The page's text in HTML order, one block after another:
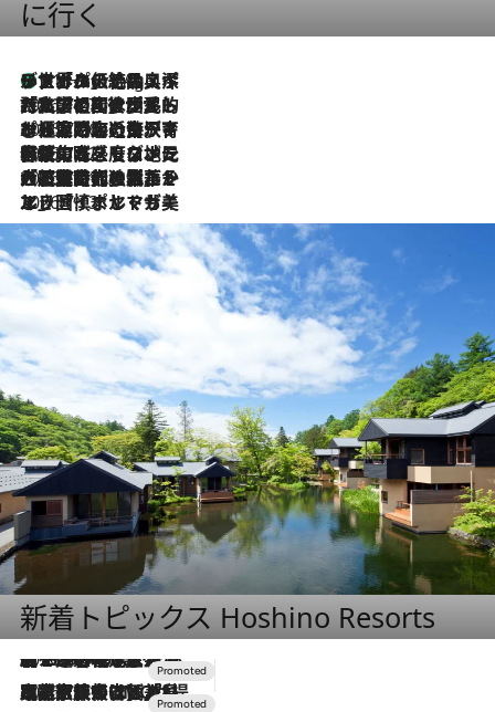
に行く
11 Hours Ago
リスボンの絶品スイーツ「パステル・デ・ナタ」とは？ポルトガル伝統の奥深い世界へ
2026.7.27
「私の祖国はポルトガル語です」国民的詩人フェルナンド・ペソアと、彼が愛した文学の街を歩く
2026.7.26
ポルトガル近海が育む極上の海の幸。キリリと冷えた白ワインと愉しむ、シーフード専門店の贅沢
2026.7.22
伝統の味をモダンに昇華。高感度な地元客が集う、リスボンの最旬ガストロノミー
2026.7.21
大航海時代の栄華から、震災、独裁、そして革命へ。ポルトガル・首都リスボンの石畳に刻まれた「歴史の光と影」
2026.7.13
エッセイ・ヤマザキマリ「慎ましくも美しき国 ポルトガル」
新着トピックス Hoshino Resorts
2026.8.7
【トンボの足水浴】ヒノキの香りに包まれて涼感マックス！約13℃の湧水かけ流しを避暑地「星野温泉 トンボの湯」で体験
2026.7.31
【ホテル帰省】という選択肢をOMOが提案。家族とほどよい距離を保つには「昼は実家、夜は気兼ねなくホテルで！」